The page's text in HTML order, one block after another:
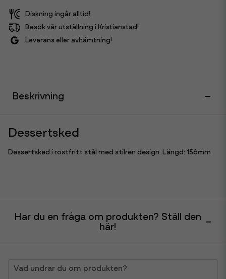
Diskning ingår alltid!
Besök vår utställning i Kristianstad!
Leverans eller avhämtning!
Beskrivning
Dessertsked
Dessertsked i rostfritt stål med stilren design. Längd: 156mm
Har du en fråga om produkten? Ställ den
här!
question
Vad undrar du om produkten?